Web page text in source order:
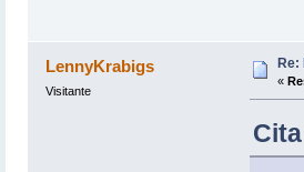
LennyKrabigs
Visitante
Re:
«